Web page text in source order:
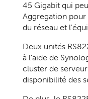
45 Gigabit qui
Aggregation
du réseau et
Deux unités
à l'aide de
cluster de
disponibilité des